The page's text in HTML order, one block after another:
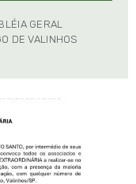
GERAL
DE VALINHOS